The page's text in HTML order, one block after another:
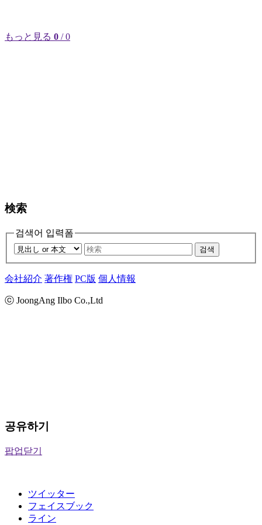
もっと見る 0 / 0
検索
검색어 입력폼
검색
会社紹介 著作権 PC版 個人情報
ⓒ JoongAng Ilbo Co.,Ltd
공유하기
팝업닫기
ツイッター
フェイスブック
ライン